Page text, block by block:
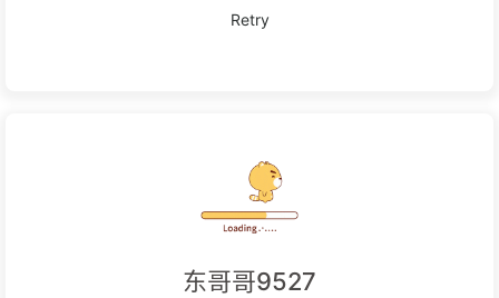
Retry
东哥哥9527